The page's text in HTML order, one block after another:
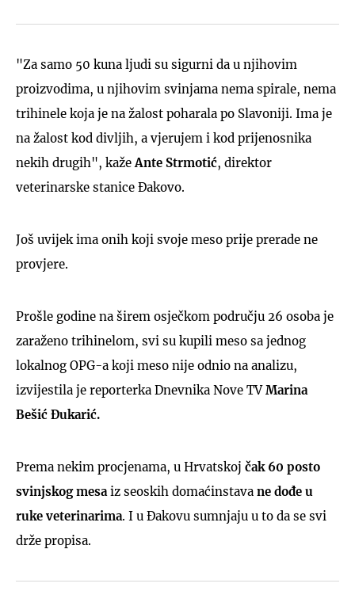
"Za samo 50 kuna ljudi su sigurni da u njihovim
proizvodima, u njihovim svinjama nema spirale, nema
trihinele koja je na žalost poharala po Slavoniji. Ima je
na žalost kod divljih, a vjerujem i kod prijenosnika
nekih drugih", kaže Ante Strmotić, direktor
veterinarske stanice Đakovo.
Još uvijek ima onih koji svoje meso prije prerade ne
provjere.
Prošle godine na širem osječkom području 26 osoba je
zaraženo trihinelom, svi su kupili meso sa jednog
lokalnog OPG-a koji meso nije odnio na analizu,
izvijestila je reporterka Dnevnika Nove TVMarina
Bešić Đukarić.
Prema nekim procjenama, u Hrvatskoj čak 60 posto
svinjskog mesa iz seoskih domaćinstava ne dođe u
ruke veterinarima. I u Đakovu sumnjaju u to da se svi
drže propisa.